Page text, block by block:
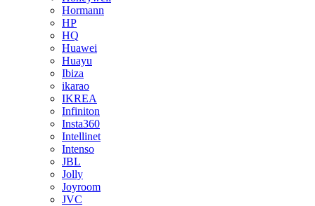
Hormann
HP
HQ
Huawei
Huayu
Ibiza
ikarao
IKREA
Infiniton
Insta360
Intellinet
Intenso
JBL
Jolly
Joyroom
JVC